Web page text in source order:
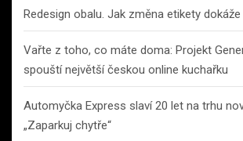
Redesign obalu. Jak změna etikety
Vařte z toho, co máte doma: Projekt
spouští největší českou online kuchařku
Automyčka Express slaví 20 let na trhu
„Zaparkuj chytře“